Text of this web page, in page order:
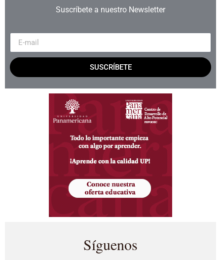
Suscríbete a nuestro Newsletter
SUSCRÍBETE
Síguenos